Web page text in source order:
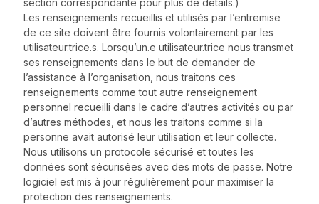
section correspondante pour plus de détails.)
Les renseignements recueillis et utilisés par l’entremise
de ce site doivent être fournis volontairement par les
utilisateur.trice.s. Lorsqu’un.e utilisateur.trice nous transmet
ses renseignements dans le but de demander de
l’assistance à l’organisation, nous traitons ces
renseignements comme tout autre renseignement
personnel recueilli dans le cadre d’autres activités ou par
d’autres méthodes, et nous les traitons comme si la
personne avait autorisé leur utilisation et leur collecte.
Nous utilisons un protocole sécurisé et toutes les
données sont sécurisées avec des mots de passe. Notre
logiciel est mis à jour régulièrement pour maximiser la
protection des renseignements.